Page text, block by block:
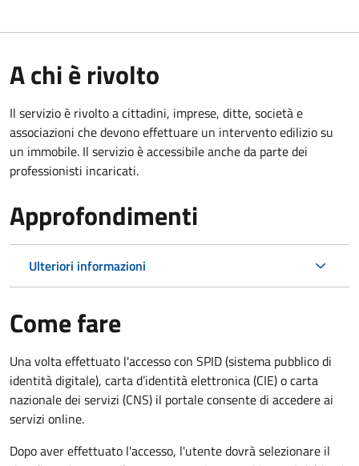
A chi è rivolto
Il servizio è rivolto a cittadini, imprese, ditte, società e
associazioni che devono effettuare un intervento edilizio su
un immobile. Il servizio è accessibile anche da parte dei
professionisti incaricati.
Approfondimenti
Ulteriori informazioni
Come fare
Una volta effettuato l'accesso con SPID (sistema pubblico di
identità digitale), carta d’identità elettronica (CIE) o carta
nazionale dei servizi (CNS) il portale consente di accedere ai
servizi online.
Dopo aver effettuato l'accesso, l'utente dovrà selezionare il